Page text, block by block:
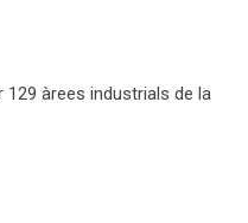
129 àrees industrials de la